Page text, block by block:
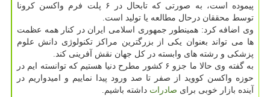
پیموده است، به صورتی که تابحال در ۶ پلت فرم واکسن کرونا
توسط محققان درحال مطالعه یا تولید است.
وی اضافه کرد: همینطور جمهوری اسلامی ایران در کنار همه عظمت
ها می تواند بعنوان یکی از بزرگترین مراکز تکنولوژی دانش علوم
پزشکی و رشته های وابسته در کل جهان نقش آفرینی کند.
به گفته وی حالا ما جزو ۶ کشور مطرح دنیا هستیم که توانسته ایم در
حوزه واکسن کووید از صفر تا صد ورود پیدا نماییم و امیدواریم در
آینده بازار خوبی برای صادرات داشته باشیم.